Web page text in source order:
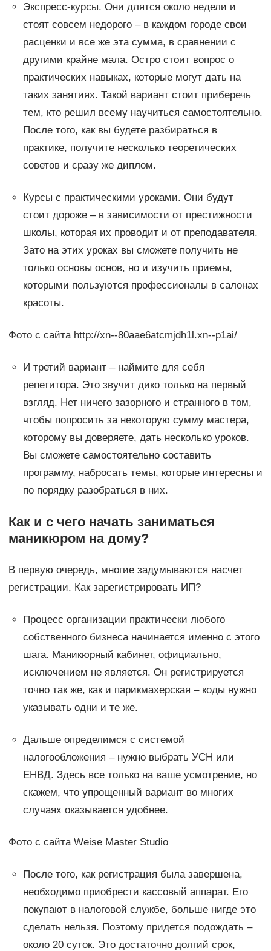
Экспресс-курсы. Они длятся около недели и
стоят совсем недорого – в каждом городе свои
расценки и все же эта сумма, в сравнении с
другими крайне мала. Остро стоит вопрос о
практических навыках, которые могут дать на
таких занятиях. Такой вариант стоит приберечь
тем, кто решил всему научиться самостоятельно.
После того, как вы будете разбираться в
практике, получите несколько теоретических
советов и сразу же диплом.
Курсы с практическими уроками. Они будут
стоит дороже – в зависимости от престижности
школы, которая их проводит и от преподавателя.
Зато на этих уроках вы сможете получить не
только основы основ, но и изучить приемы,
которыми пользуются профессионалы в салонах
красоты.
Фото с сайта http://xn--80aae6atcmjdh1l.xn--p1ai/
И третий вариант – наймите для себя
репетитора. Это звучит дико только на первый
взгляд. Нет ничего зазорного и странного в том,
чтобы попросить за некоторую сумму мастера,
которому вы доверяете, дать несколько уроков.
Вы сможете самостоятельно составить
программу, набросать темы, которые интересны и
по порядку разобраться в них.
Как и с чего начать заниматься
маникюром на дому?
В первую очередь, многие задумываются насчет
регистрации. Как зарегистрировать ИП?
Процесс организации практически любого
собственного бизнеса начинается именно с этого
шага. Маникюрный кабинет, официально,
исключением не является. Он регистрируется
точно так же, как и парикмахерская – коды нужно
указывать одни и те же.
Дальше определимся с системой
налогообложения – нужно выбрать УСН или
ЕНВД. Здесь все только на ваше усмотрение, но
скажем, что упрощенный вариант во многих
случаях оказывается удобнее.
Фото с сайта Weise Master Studio
После того, как регистрация была завершена,
необходимо приобрести кассовый аппарат. Его
покупают в налоговой службе, больше нигде это
сделать нельзя. Поэтому придется подождать –
около 20 суток. Это достаточно долгий срок,